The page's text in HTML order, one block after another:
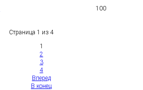
100
Страница 1 из 4
1
2
3
4
Вперед
В конец